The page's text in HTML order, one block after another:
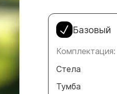
Базовый
Комплектация:
Стела
Тумба